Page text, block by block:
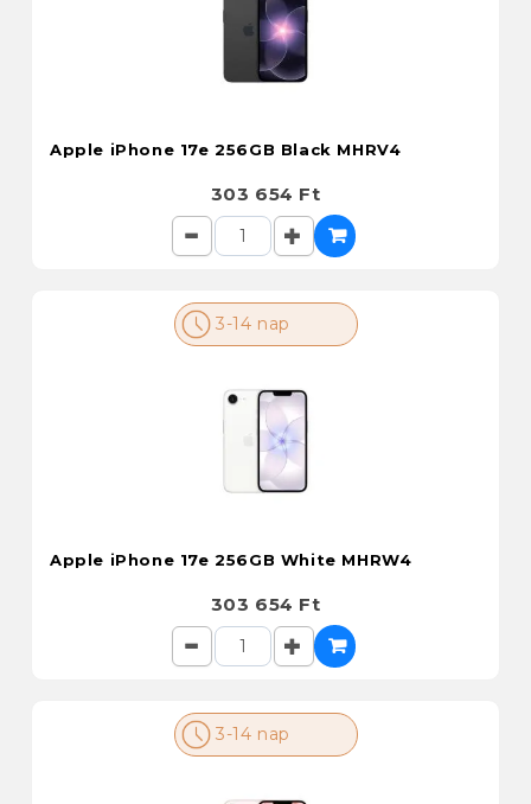
Apple iPhone 17e 256GB Black MHRV4
303 654 Ft
3-14 nap
Apple iPhone 17e 256GB White MHRW4
303 654 Ft
3-14 nap